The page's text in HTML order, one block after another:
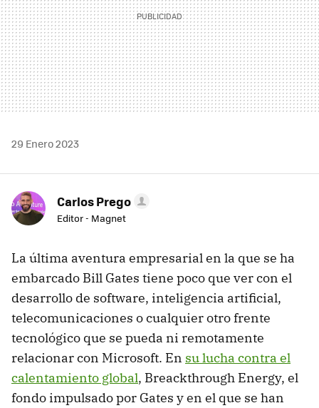
29 Enero 2023
Carlos Prego
Editor - Magnet
La última aventura empresarial en la que se ha
embarcado Bill Gates tiene poco que ver con el
desarrollo de software, inteligencia artificial,
telecomunicaciones o cualquier otro frente
tecnológico que se pueda ni remotamente
relacionar con Microsoft. En su lucha contra el
calentamiento global, Breackthrough Energy, el
fondo impulsado por Gates y en el que se han